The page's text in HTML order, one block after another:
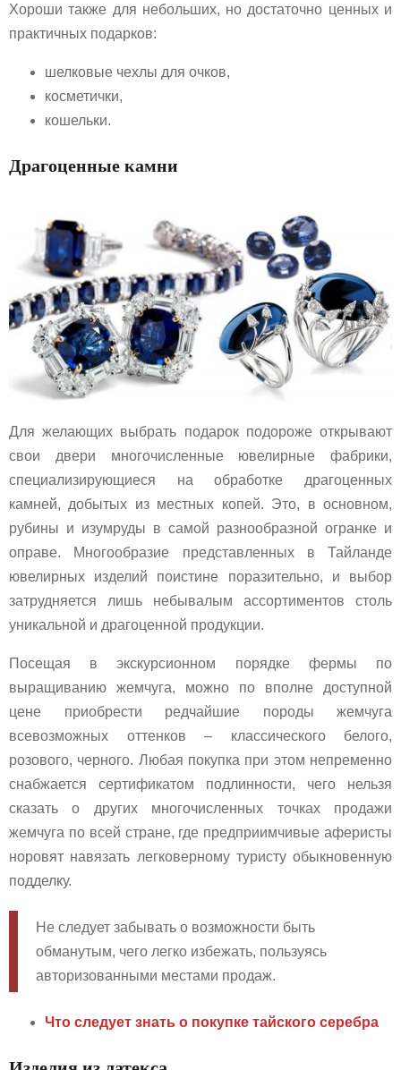
Хороши также для небольших, но достаточно ценных и
практичных подарков:
шелковые чехлы для очков,
косметички,
кошельки.
Драгоценные камни
Для желающих выбрать подарок подороже открывают
свои двери многочисленные ювелирные фабрики,
специализирующиеся на обработке драгоценных
камней, добытых из местных копей. Это, в основном,
рубины и изумруды в самой разнообразной огранке и
оправе. Многообразие представленных в Тайланде
ювелирных изделий поистине поразительно, и выбор
затрудняется лишь небывалым ассортиментов столь
уникальной и драгоценной продукции.
Посещая в экскурсионном порядке фермы по
выращиванию жемчуга, можно по вполне доступной
цене приобрести редчайшие породы жемчуга
всевозможных оттенков – классического белого,
розового, черного. Любая покупка при этом непременно
снабжается сертификатом подлинности, чего нельзя
сказать о других многочисленных точках продажи
жемчуга по всей стране, где предприимчивые аферисты
норовят навязать легковерному туристу обыкновенную
подделку.
Не следует забывать о возможности быть
обманутым, чего легко избежать, пользуясь
авторизованными местами продаж.
Что следует знать о покупке тайского серебра